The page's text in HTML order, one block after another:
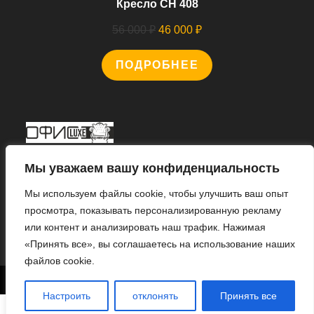
Мы уважаем вашу конфиденциальность
Мы используем файлы cookie, чтобы улучшить ваш опыт
просмотра, показывать персонализированную рекламу
или контент и анализировать наш трафик. Нажимая
«Принять все», вы соглашаетесь на использование наших
файлов cookie.
Настроить отклонять Принять все
Кресло CH 408
56 000₽ Первоначальная
цена
составляла
46 000 ₽Текущая
46
ПОДРОБНЕЕ
Откроется
в
новой
© 2022 «ИНТЕРНЕТ МАГАЗИН «ОФИС ЛЮКС».